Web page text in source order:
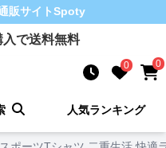
販サイトSpoty
入で送料無料
0 0
人気ランキング